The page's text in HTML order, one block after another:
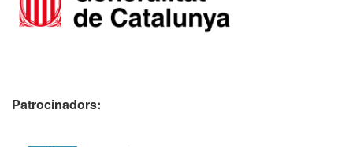
Patrocinadors: